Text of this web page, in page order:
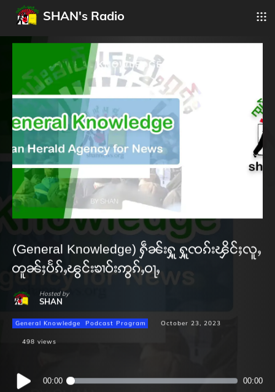
SHAN's Radio
(General Knowledge) ႁဵၼ်းႁူ့ ႁူ့ၸၵ်းၾိင်ႈလူႇ
တူၼ်ႈပႅၵ်ႇၽွင်းၶၢဝ်းဢွၵ်ႇဝႃႇ
Hosted by
SHAN
General Knowledge Podcast Program October 23, 2023
498 views
Audio
Player
00:00 00:00